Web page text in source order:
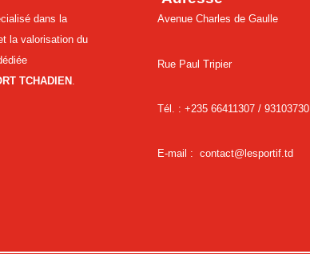
dans la
la valorisation du
TCHADIEN .
Avenue Charles de Gaulle
Rue Paul Tripier
Tél. : +235 66411307 / 93103730
E-mail : contact@lesportif.td